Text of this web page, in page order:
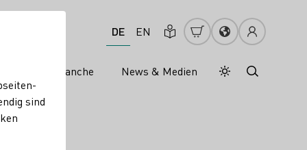
DE EN
Weinbranche News & Medien Tagesmodus
Nachtmodus
sind